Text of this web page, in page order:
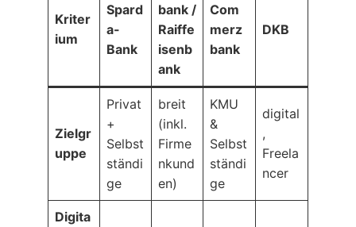
Kriter
ium
Spard
a-
Bank
bank /
Raiffe
isenb
ank
Com
merz
bank
DKB
Zielgr
uppe
Privat
+
Selbst
ständi
ge
breit
(inkl.
Firme
nkund
en)
KMU
&
Selbst
ständi
ge
digital
,
Freela
ncer
Digita